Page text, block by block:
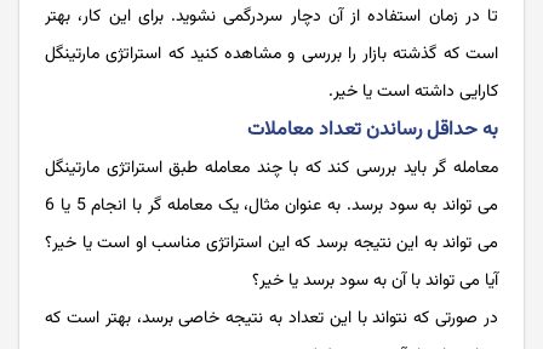
تا در زمان استفاده از آن دچار سردرگمی نشوید. برای این کار، بهتر
است که گذشته بازار را بررسی و مشاهده کنید که استراتژی مارتینگل
کارایی داشته است یا خیر.
به حداقل رساندن تعداد معاملات
معامله گر باید بررسی کند که با چند معامله طبق استراتژی مارتینگل
می تواند به سود برسد. به عنوان مثال، یک معامله گر با انجام 5 یا 6
می تواند به این نتیجه برسد که این استراتژی مناسب او است یا خیر؟
آیا می تواند با آن به سود برسد یا خیر؟
در صورتی که نتواند با این تعداد به نتیجه خاصی برسد، بهتر است که